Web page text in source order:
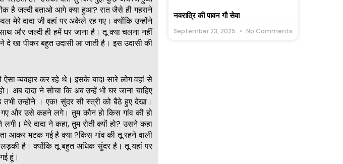
है जल्दी बताओ आगे क्या हुआ? रात जैसे ही गहराने
दादा जी वहां पर अकेले रह गए। क्योंकि उन्होंने
और जल्दी ही हमें घर जाना है। तू क्या चलना नहीं
दे खा पीकर बहुत उदासी आ जाती है। इस उदासी की
व्यवहार कर रहे थे। इसके बाद! सारे लोग वहां से
अब दादा ने सोचा कि अब उन्हें भी घर जाना चाहिए
उन्होंने । एक! सुंदर सी स्त्री को बैठे हुए देखा।
और उसे कहने लगे। तुम कौन हो किस गांव की हो
मेरे दादा ने कहा, तुम रोती क्यों हो? उसने कहा
आकर भटक गई है क्या ?किस गांव की तू रहने वाली
लड़की है। क्योंकि तू बहुत अधिक सुंदर है। तू यहां पर
हूं।
नवरात्रि की पावन गौ सेवा
September 23, 2025 No Comments